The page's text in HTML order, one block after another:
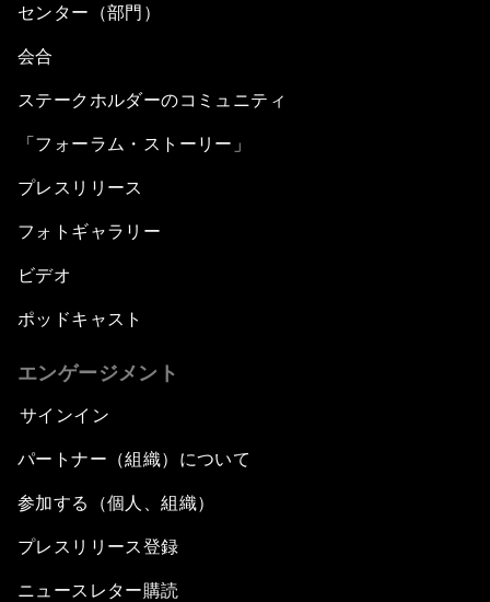
センター（部門）
会合
ステークホルダーのコミュニティ
「フォーラム・ストーリー」
プレスリリース
フォトギャラリー
ビデオ
ポッドキャスト
エンゲージメント
サインイン
パートナー（組織）について
参加する（個人、組織）
プレスリリース登録
ニュースレター購読